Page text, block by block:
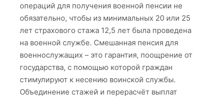
операций для получения военной пенсии не
обязательно, чтобы из минимальных 20 или 25
лет страхового стажа 12,5 лет была проведена
на военной службе. Смешанная пенсия для
военнослужащих – это гарантия, поощрение от
государства, с помощью которой граждан
стимулируют к несению воинской службы.
Объединение стажей и перерасчёт выплат